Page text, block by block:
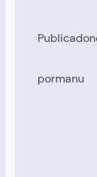
Publicado
pormanu